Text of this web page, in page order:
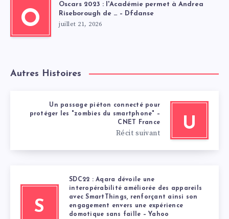
O
Oscars 2023 : l'Académie permet à Andrea
Riseborough de … – Dfdanse
juillet 21, 2026
Autres Histoires
U
Un passage piéton connecté pour
protéger les "zombies du smartphone" –
CNET France
Récit suivant
S
SDC22 : Aqara dévoile une
interopérabilité améliorée des appareils
avec SmartThings, renforçant ainsi son
engagement envers une expérience
domotique sans faille – Yahoo